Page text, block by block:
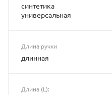
синтетика
универсальная
Длина ручки
длинная
Длина (L):